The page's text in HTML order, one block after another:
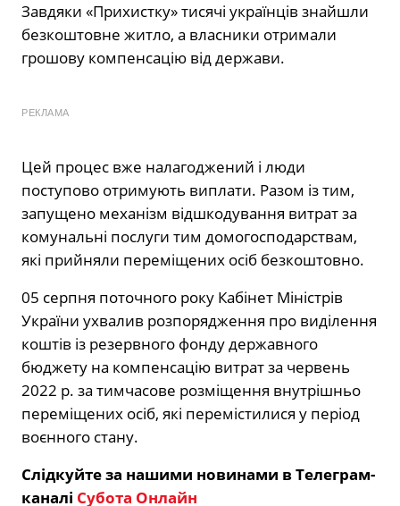
Завдяки «Прихистку» тисячі українців знайшли
безкоштовне житло, а власники отримали
грошову компенсацію від держави.
РЕКЛАМА
Цей процес вже налагоджений і люди
поступово отримують виплати. Разом із тим,
запущено механізм відшкодування витрат за
комунальні послуги тим домогосподарствам,
які прийняли переміщених осіб безкоштовно.
05 серпня поточного року Кабінет Міністрів
України ухвалив розпорядження про виділення
коштів із резервного фонду державного
бюджету на компенсацію витрат за червень
2022 р. за тимчасове розміщення внутрішньо
переміщених осіб, які перемістилися у період
воєнного стану.
Слідкуйте за нашими новинами в Телеграм-
каналі Субота Онлайн